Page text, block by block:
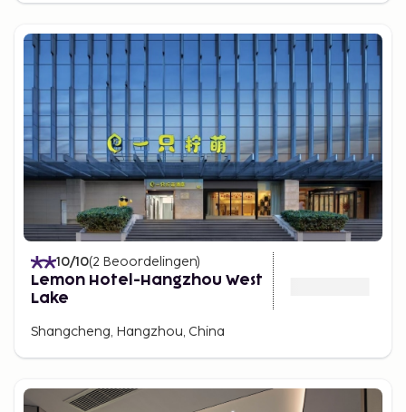
10/10(2 Beoordelingen)
Lemon Hotel-Hangzhou West
Lake
Shangcheng, Hangzhou, China